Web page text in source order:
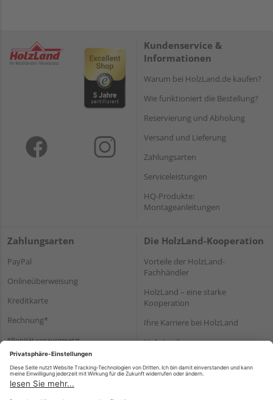
Kundenservice &
Informationen
Warum bei HolzLand.de kaufen?
Wie funktioniert die Bestellung?
Reservierung und Abholung
Versand und Lieferung
Zahlungsarten
Serviceleistungen
HQ-Produkte:
Montageanleitungen
Zahlungsarten
PayPal
Onlineüberweisung
Kreditkarte
Rechnung*
*Bonität vorausgesetzt
Die HolzLand-Kooperation
Vorteile der HolzLand-
Fachhändler
HolzLand – eine starke
Kooperation
Ihre Karriere bei HolzLand
Holz-Lexikon